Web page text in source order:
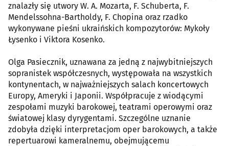
znalazły się utwory W. A. Mozarta, F. Schuberta, F.
Mendelssohna-Bartholdy, F. Chopina oraz rzadko
wykonywane pieśni ukraińskich kompozytorów: Mykoły
Łysenko i Viktora Kosenko.
Olga Pasiecznik, uznawana za jedną z najwybitniejszych
sopranistek współczesnych, występowała na wszystkich
kontynentach, w najważniejszych salach koncertowych
Europy, Ameryki i Japonii. Współpracuje z wiodącymi
zespołami muzyki barokowej, teatrami operowymi oraz
światowej klasy dyrygentami. Szczególne uznanie
zdobyła dzięki interpretacjom oper barokowych, a także
repertuarowi kameralnemu, obejmującemu